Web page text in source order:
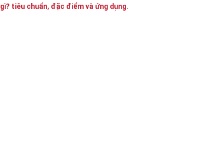
tiêu chuẩn, đặc điểm và ứng dụng.